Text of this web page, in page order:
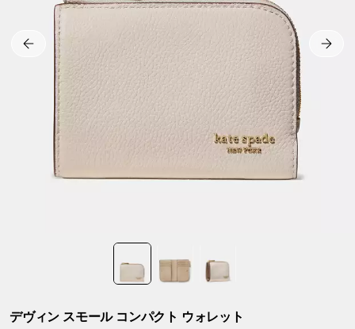
デヴィン スモール コンパクト ウォレット